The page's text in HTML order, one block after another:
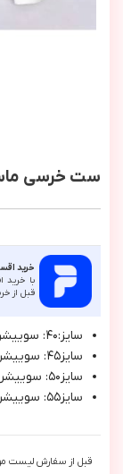
ست خرسی
خرید
با خرید
قبل از
سايز:٤٠: سوييشرت:(پهنا:٣٠/قد:٣٨/استين:٣٤)قدشلوار:٥٢
سايز٤٥: سوييشرت:(پهنا:٣٢/قد:٤٢/استين:٣٥)قدشلوار:٥٧
سايز٥٠: سوييشرت:(پهنا:٣٦/قد:٤٨/استين:٣٩)قدشلوار:٦٦
سايز٥٥: سوييشرت:(پهنا:٣٩/قد:٥١/استين:٤٢)قدشلوار:٧٤
قبل از سفارش لیست